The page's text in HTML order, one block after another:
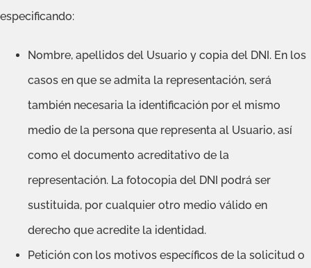
especificando:
Nombre, apellidos del Usuario y copia del DNI. En los
casos en que se admita la representación, será
también necesaria la identificación por el mismo
medio de la persona que representa al Usuario, así
como el documento acreditativo de la
representación. La fotocopia del DNI podrá ser
sustituida, por cualquier otro medio válido en
derecho que acredite la identidad.
Petición con los motivos específicos de la solicitud o